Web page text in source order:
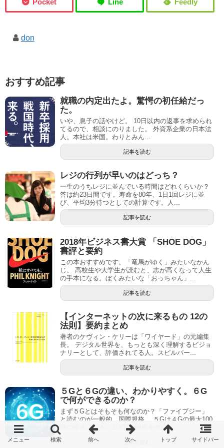
don
おすすめ記事
就職の内定出たよ。驚愕の初任給だっ
た。
いや、息子の話やけど。 10日以内の返事を求められ
てるので、相談にのりました。 外資系企業の日本法
人。本社は米国。わりとみん...
記事を読む
レジの行列が早いのはどっち？
一生のうちレジに並んでいる時間はどれくらいか？
答は約23日間です。寿命を80年、1日1回レジに並
び、平均3分待つとしての計算です。人...
記事を読む
2018年ビジネス書大賞 「SHOE DOG」
書評と要約
この本おすすめです。「竜馬がゆく」みたいなかん
じ。 高校生や大学生が読むと、志が高くなって人生
の手本になる。ぼくみたいな「おっちゃん」...
記事を読む
【インターネットの次に来るもの 12の
法則】要約まとめ
著者のケヴィン・ケリーは「ワイヤード」の元編集
長。 デジタル世界を、もっとも深く理解するビジョ
ナリーとして、評価されてる人。スピルバー...
記事を読む
５Gと６Gの違い、わかりやすく。６G
で何ができるのか？
まず５Gとはそもそも何なのか？「ファイブジー」
と読むのが一般的。国際規格。 ５Gは４Gの最大100
倍の速さになる。2時間の映画をダウン...
記事を読む